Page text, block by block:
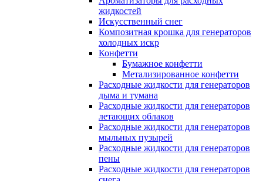
жидкостей
Искусственный снег
Композитная крошка для генераторов
холодных искр
Конфетти
Бумажное конфетти
Метализированное конфетти
Расходные жидкости для генераторов
дыма и тумана
Расходные жидкости для генераторов
летающих облаков
Расходные жидкости для генераторов
мыльных пузырей
Расходные жидкости для генераторов
пены
Расходные жидкости для генераторов